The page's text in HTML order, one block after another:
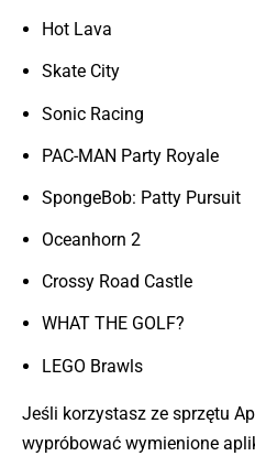
Hot Lava
Skate City
Sonic Racing
PAC-MAN Party Royale
SpongeBob: Patty Pursuit
Oceanhorn 2
Crossy Road Castle
WHAT THE GOLF?
LEGO Brawls
Jeśli korzystasz ze sprzętu
wypróbować wymienione